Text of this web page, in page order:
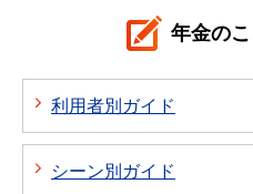
年金の
利用者別ガイド
シーン別ガイド